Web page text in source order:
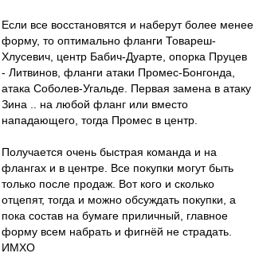
Если все восстановятся и наберут более менее
форму, то оптимально фланги Товареш-
Хлусевич, центр Бабич-Дуарте, опорка Пруцев
- Литвинов, фланги атаки Промес-Бонгонда,
атака Соболев-Угальде. Первая замена в атаку
Зина .. на любой фланг или вместо
нападающего, тогда Промес в центр.
Получается очень быстрая команда и на
флангах и в центре. Все покупки могут быть
только после продаж. Вот кого и сколько
отцепят, тогда и можно обсуждать покупки, а
пока состав на бумаге приличный, главное
форму всем набрать и фигнёй не страдать.
ИМХО